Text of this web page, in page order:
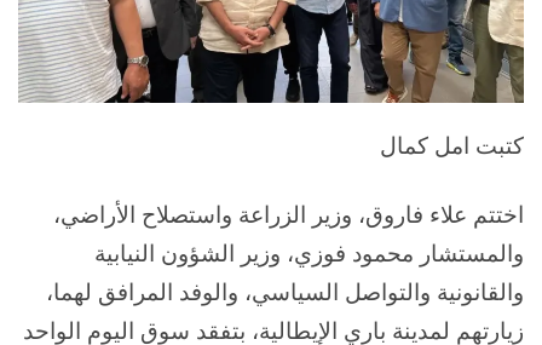
كتبت امل كمال
اختتم علاء فاروق، وزير الزراعة واستصلاح الأراضي،
والمستشار محمود فوزي، وزير الشؤون النيابية
والقانونية والتواصل السياسي، والوفد المرافق لهما،
زيارتهم لمدينة باري الإيطالية، بتفقد سوق اليوم الواحد